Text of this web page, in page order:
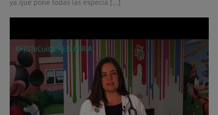
ya que pone todas las especia [...]